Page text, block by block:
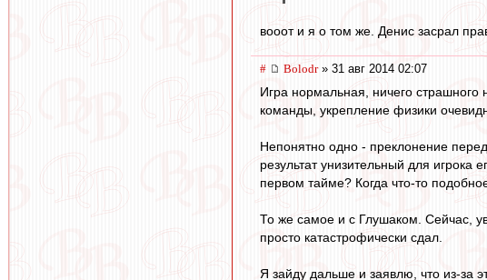
вооот и я о том же. Денис засрал
# Bolodr» 31 авг 2014 02:07
Игра нормальная, ничего
команды, укрепление физики
Непонятно одно - преклонение
результат унизительный для
первом тайме? Когда что-то
То же самое и с Глушаком. Сейчас,
просто катастрофически сдал.
Я зайду дальше и заявлю, что из-за